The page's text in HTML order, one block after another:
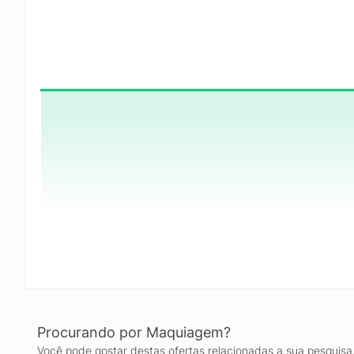
Procurando por Maquiagem?
Você pode gostar destas ofertas relacionadas a sua